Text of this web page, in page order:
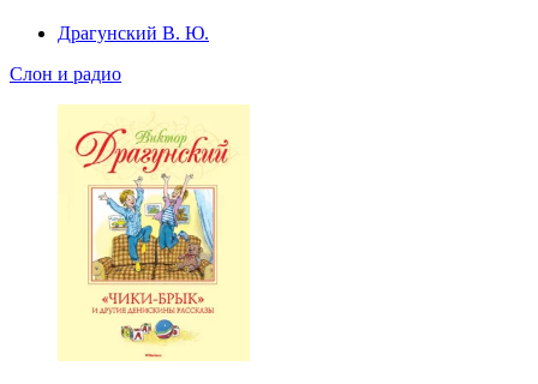
Драгунский В. Ю.
Слон и радио